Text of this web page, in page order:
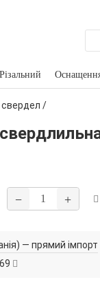
Різальний
свердел /
− +
— прямий імпорт